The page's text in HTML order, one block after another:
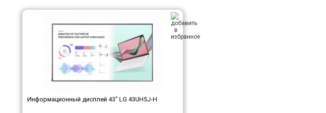
Информационный дисплей 43" LG 43UH5J-H